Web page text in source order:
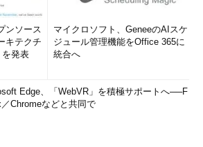
ンソース
キテクチ
発表
マイクロソフト、GeneeのAIスケ
ジュール管理機能をOffice 365に
統合へ
Edge、「WebVR」を積極サポートへ──F
Chromeなどと共同で